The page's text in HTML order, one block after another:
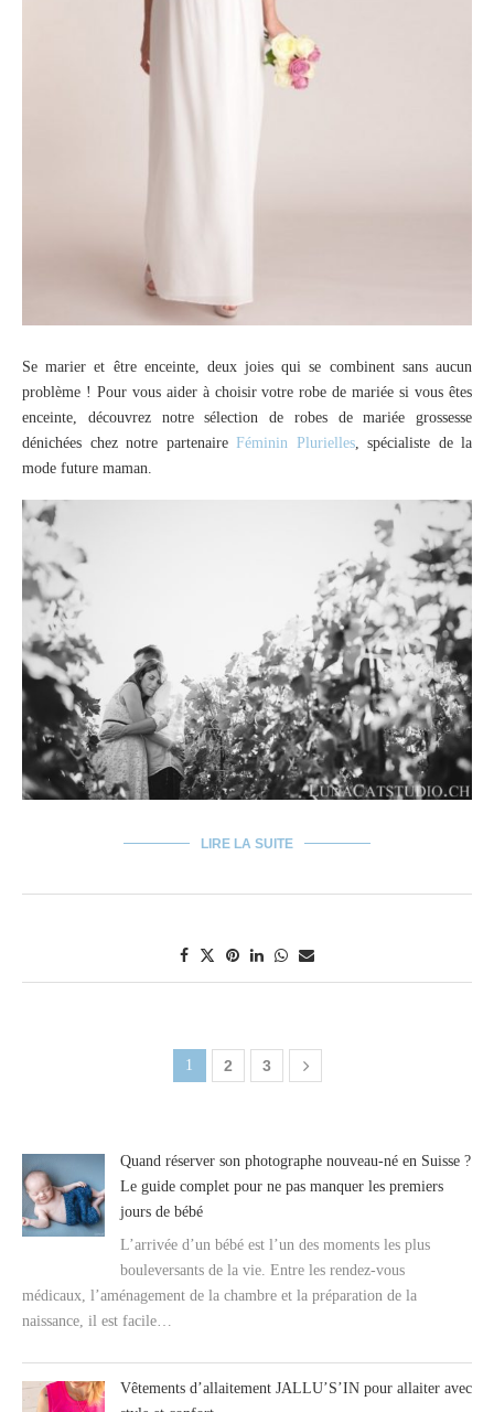
Se marier et être enceinte, deux joies qui se combinent sans aucun
problème ! Pour vous aider à choisir votre robe de mariée si vous êtes
enceinte, découvrez notre sélection de robes de mariée grossesse
dénichées chez notre partenaire Féminin Plurielles, spécialiste de la
mode future maman.
LIRE LA SUITE
1 2 3
Quand réserver son photographe nouveau-né en Suisse ?
Le guide complet pour ne pas manquer les premiers
jours de bébé
L’arrivée d’un bébé est l’un des moments les plus
bouleversants de la vie. Entre les rendez-vous
médicaux, l’aménagement de la chambre et la préparation de la
naissance, il est facile…
Vêtements d’allaitement JALLU’S’IN pour allaiter avec